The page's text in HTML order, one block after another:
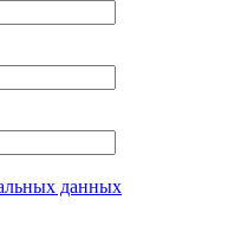
данных